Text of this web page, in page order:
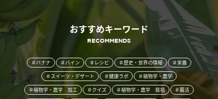
おすすめキーワード
RECOMMENDS
＃バナナ ＃パイン ＃レシピ ＃歴史・世界の情報
＃栄養
＃スイーツ・デザート
＃健康ラボ
＃植物学・農学
＃植物学・農学 加工
＃クイズ ＃植物学・農学 栽培
＃腸活